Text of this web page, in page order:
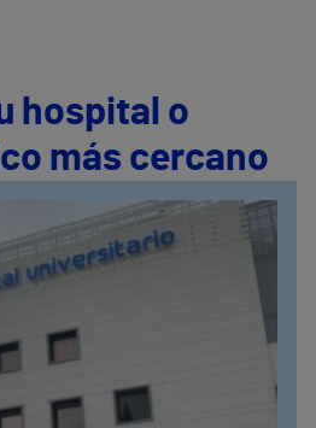
hospital o
más cercano